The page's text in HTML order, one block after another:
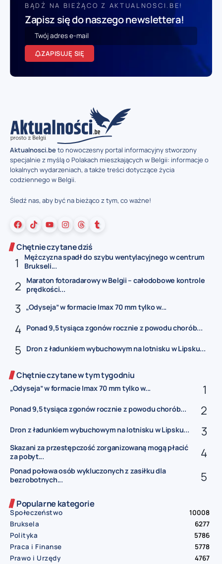
BĄDŹ NA BIEŻĄCO Z AKTUALNOSCI.BE!
Zapisz się do naszego newslettera!
ZAPISUJĘ SIĘ
Aktualnosci.beto nowoczesny portal informacyjny stworzony
specjalnie z myślą o Polakach mieszkających w Belgii: informacje o
lokalnych wydarzeniach, a także treści dotyczące życia
codziennego w Belgii.
Śledź nas, aby być na bieżąco z tym, co ważne!
Chętnie czytane dziś
Mężczyzna spadł do szybu wentylacyjnego w centrum
Brukseli...
Maraton fotoradarowy w Belgii – całodobowe kontrole
prędkości...
„Odyseja” w formacie Imax 70 mm tylko w...
Ponad 9,5 tysiąca zgonów rocznie z powodu chorób...
Dron z ładunkiem wybuchowym na lotnisku w Lipsku...
Chętnie czytane w tym tygodniu
„Odyseja” w formacie Imax 70 mm tylko w...
Ponad 9,5 tysiąca zgonów rocznie z powodu chorób...
Dron z ładunkiem wybuchowym na lotnisku w Lipsku...
Skazani za przestępczość zorganizowaną mogą płacić
za pobyt...
Ponad połowa osób wykluczonych z zasiłku dla
bezrobotnych...
Popularne kategorie
Społeczeństwo
10008
Bruksela
6277
Polityka
5786
Praca i Finanse
5778
Prawo i Urzędy
4767